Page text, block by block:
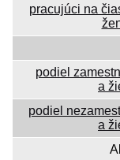
pracujúci na
podiel
a
podiel
a